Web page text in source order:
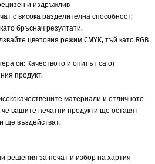
и издръжлив
с висока разделителна способност:
бръснач резултати.
цветовия режим CMYK, тъй като RGB
си: Качеството и опитът са от
продукт.
материали и отличното
че вашите печатни продукти ще оставят
ще въздействат.
решения за печат и избор на хартия